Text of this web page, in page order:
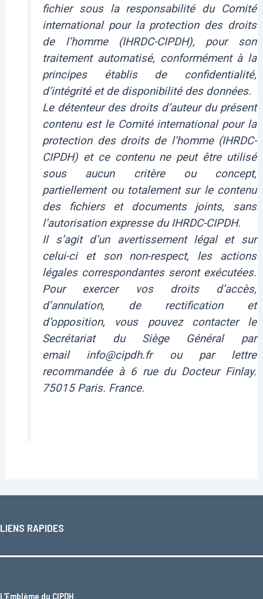
fichier sous la responsabilité du Comité
international pour la protection des droits
de l’homme (IHRDC-CIPDH), pour son
traitement automatisé, conformément à la
principes établis de confidentialité,
d’intégrité et de disponibilité des données.
Le détenteur des droits d’auteur du présent
contenu est le Comité international pour la
protection des droits de l’homme (IHRDC-
CIPDH) et ce contenu ne peut être utilisé
sous aucun critère ou concept,
partiellement ou totalement sur le contenu
des fichiers et documents joints, sans
l’autorisation expresse du IHRDC-CIPDH.
Il s’agit d’un avertissement légal et sur
celui-ci et son non-respect, les actions
légales correspondantes seront exécutées.
Pour exercer vos droits d’accès,
d’annulation, de rectification et
d’opposition, vous pouvez contacter le
Secrétariat du Siège Général par
email info@cipdh.fr ou par lettre
recommandée à 6 rue du Docteur Finlay.
75015 Paris. France.
LIENS RAPIDES
L'Emblème du CIPDH